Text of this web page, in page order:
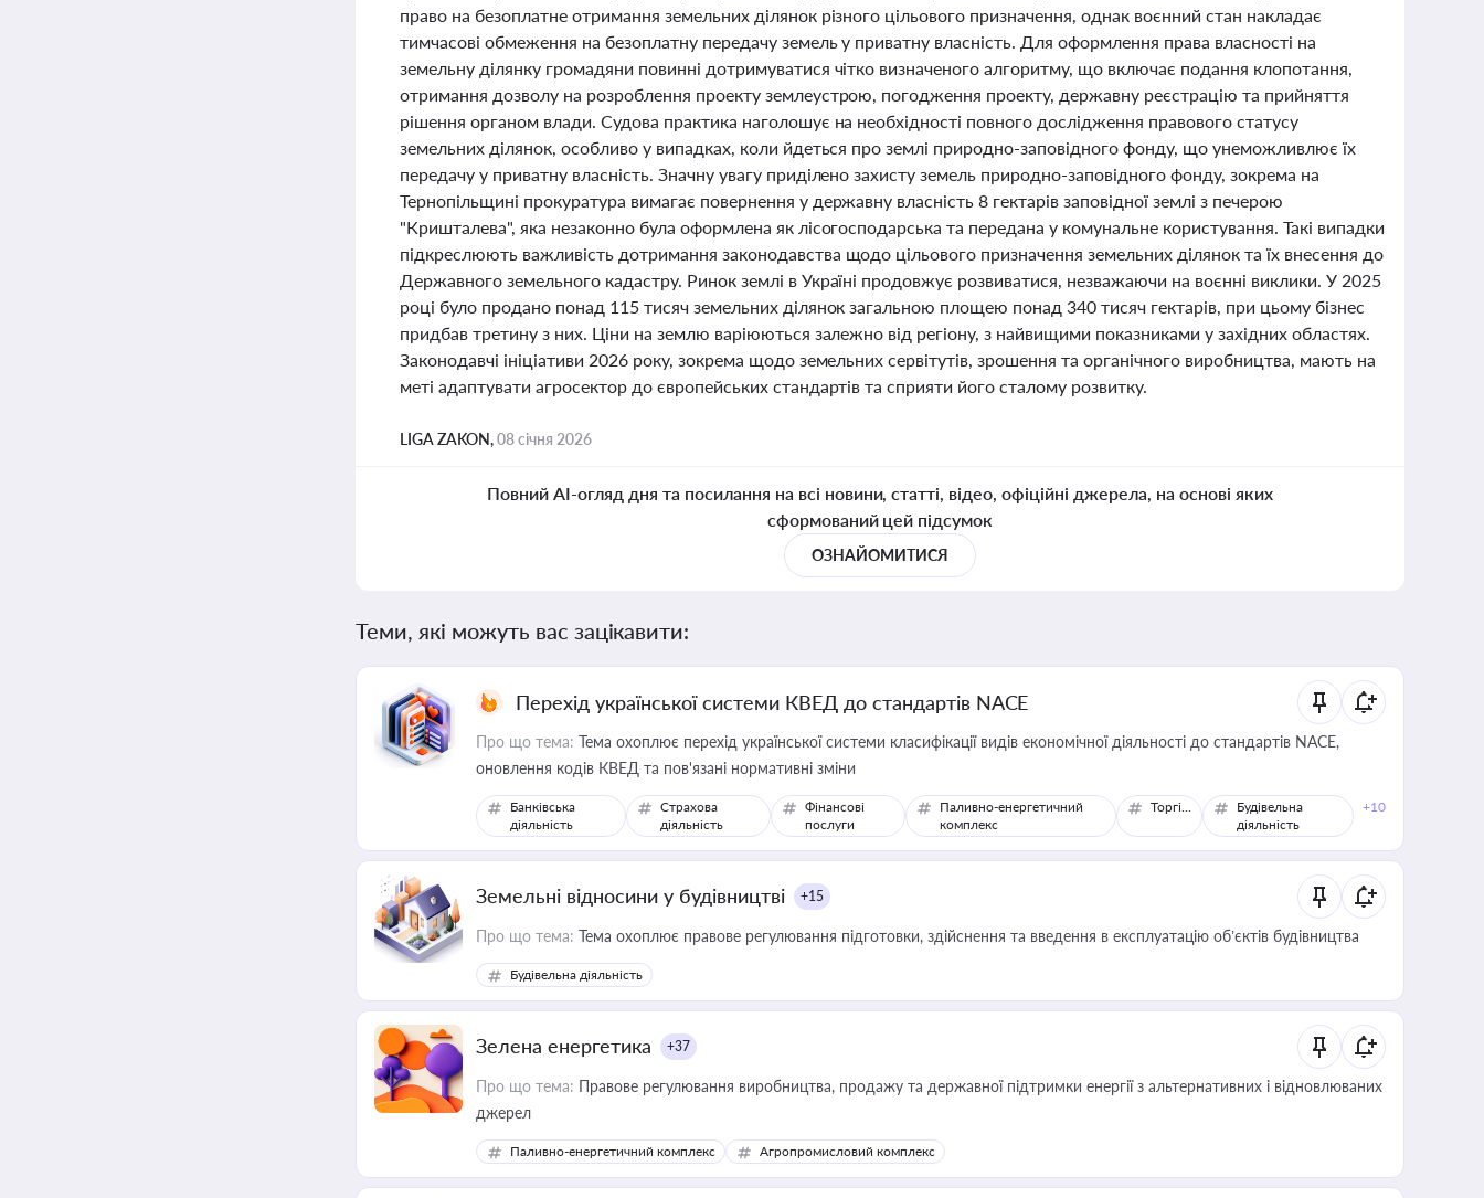
право на безоплатне отримання земельних ділянок різного цільового призначення, однак воєнний стан накладає
тимчасові обмеження на безоплатну передачу земель у приватну власність. Для оформлення права власності на
земельну ділянку громадяни повинні дотримуватися чітко визначеного алгоритму, що включає подання клопотання,
отримання дозволу на розроблення проекту землеустрою, погодження проекту, державну реєстрацію та прийняття
рішення органом влади. Судова практика наголошує на необхідності повного дослідження правового статусу
земельних ділянок, особливо у випадках, коли йдеться про землі природно-заповідного фонду, що унеможливлює їх
передачу у приватну власність. Значну увагу приділено захисту земель природно-заповідного фонду, зокрема на
Тернопільщині прокуратура вимагає повернення у державну власність 8 гектарів заповідної землі з печерою
"Кришталева", яка незаконно була оформлена як лісогосподарська та передана у комунальне користування. Такі випадки
підкреслюють важливість дотримання законодавства щодо цільового призначення земельних ділянок та їх внесення до
Державного земельного кадастру. Ринок землі в Україні продовжує розвиватися, незважаючи на воєнні виклики. У 2025
році було продано понад 115 тисяч земельних ділянок загальною площею понад 340 тисяч гектарів, при цьому бізнес
придбав третину з них. Ціни на землю варіюються залежно від регіону, з найвищими показниками у західних областях.
Законодавчі ініціативи 2026 року, зокрема щодо земельних сервітутів, зрошення та органічного виробництва, мають на
меті адаптувати агросектор до європейських стандартів та сприяти його сталому розвитку.
LIGA ZAKON,08 січня 2026
Повний AI-огляд дня та посилання на всі новини, статті, відео, офіційні джерела, на основі яких
сформований цей підсумок
ОЗНАЙОМИТИСЯ
Теми, які можуть вас зацікавити:
Перехід української системи КВЕД до стандартів NACE
Про що тема: Тема охоплює перехід української системи класифікації видів економічної діяльності до стандартів NACE,
оновлення кодів КВЕД та пов'язані нормативні зміни
Банківська
діяльність
Страхова
діяльність
Фінансові
послуги
Паливно-енергетичний
комплекс
Торгівля
Будівельна
діяльність
+10
Земельні відносини у будівництві +15
Про що тема: Тема охоплює правове регулювання підготовки, здійснення та введення в експлуатацію об’єктів будівництва
Будівельна діяльність
Зелена енергетика +37
Про що тема: Правове регулювання виробництва, продажу та державної підтримки енергії з альтернативних і відновлюваних
джерел
Паливно-енергетичний комплекс Агропромисловий комплекс